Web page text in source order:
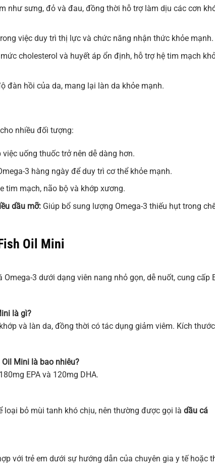
như sưng, đỏ và đau, đồng thời hỗ trợ làm dịu các cơn
việc duy trì thị lực và chức năng nhận thức khỏe mạnh.
cholesterol và huyết áp ổn định, hỗ trợ hệ tim mạch
đàn hồi của da, mang lại làn da khỏe mạnh.
nhiều đối tượng:
uống thuốc trở nên dễ dàng hơn.
3 hàng ngày để duy trì cơ thể khỏe mạnh.
tim mạch, não bộ và khớp xương.
dầu mỡ:Giúp bổ sung lượng Omega-3 thiếu hụt trong
Oil Mini
Omega-3 dưới dạng viên nang nhỏ gọn, dễ nuốt, cung cấp
là gì?
và làn da, đồng thời có tác dụng giảm viêm. Kích thước
Mini là bao nhiêu?
EPA và 120mg DHA.
bỏ mùi tanh khó chịu, nên thường được gọi là dầu cá
với trẻ em dưới sự hướng dẫn của chuyên gia y tế hoặc